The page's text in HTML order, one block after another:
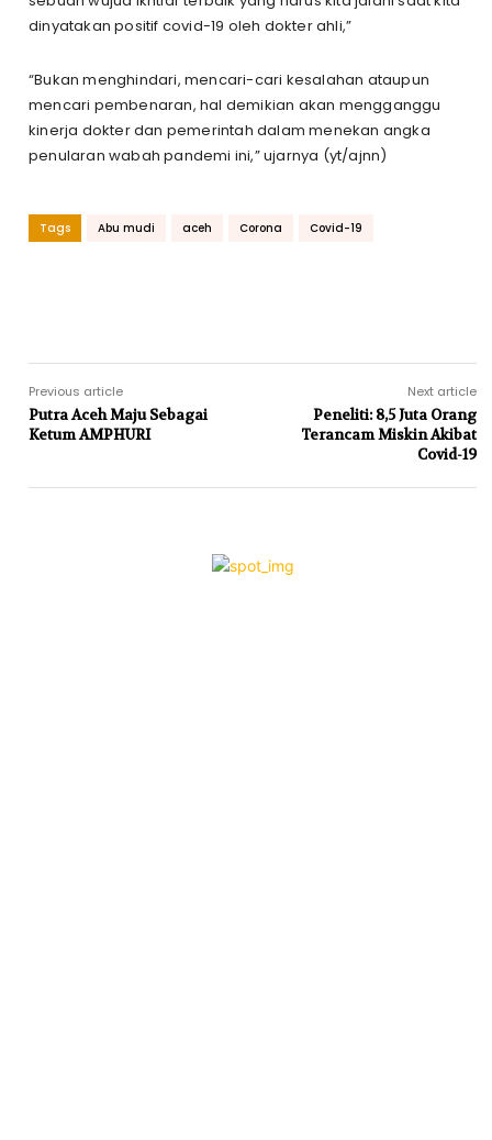
dinyatakan positif covid-19 oleh dokter ahli,”
“Bukan menghindari, mencari-cari kesalahan ataupun
mencari pembenaran, hal demikian akan mengganggu
kinerja dokter dan pemerintah dalam menekan angka
penularan wabah pandemi ini,” ujarnya (yt/ajnn)
Tags Abu mudi aceh Corona Covid-19
Previous article
Putra Aceh Maju Sebagai
Ketum AMPHURI
Next article
Peneliti: 8,5 Juta Orang
Terancam Miskin Akibat
Covid-19